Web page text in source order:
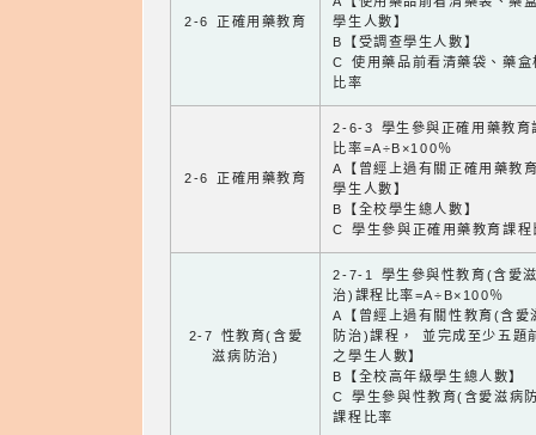
2-6 正確用藥教育
學生人數】
B【受調查學生人數】
C 使用藥品前看清藥袋、藥盒
比率
2-6 正確用藥教育
2-6-3 學生參與正確用藥教育
比率=A÷B×100％
A【曾經上過有關正確用藥教
學生人數】
B【全校學生總人數】
C 學生參與正確用藥教育課程
2-7 性教育(含愛
滋病防治)
2-7-1 學生參與性教育(含愛
治)課程比率=A÷B×100％
A【曾經上過有關性教育(含愛
防治)課程， 並完成至少五題
之學生人數】
B【全校高年級學生總人數】
C 學生參與性教育(含愛滋病
課程比率